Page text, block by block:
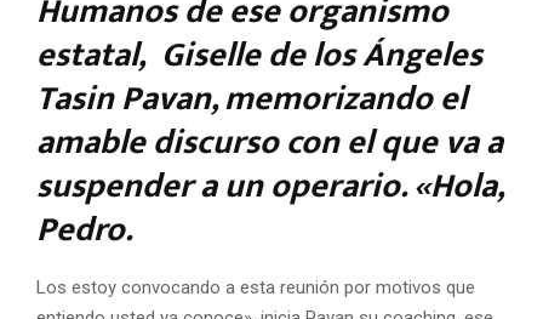
estatal, Giselle de los Ángeles
Tasin Pavan, memorizando el
amable discurso con el que va a
suspender a un operario. «Hola,
Pedro.
Los estoy convocando a esta reunión por motivos que